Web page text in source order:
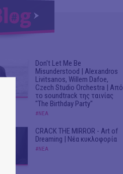
Don't Let Me Be
Misunderstood | Alexandros
Livitsanos, Willem Dafoe,
Czech Studio Orchestra | Από
το soundtrack της ταινίας
"The Birthday Party"
#ΝΕΑ
CRACK THE MIRROR - Art of
Dreaming | Νέα κυκλοφορία
#ΝΕΑ